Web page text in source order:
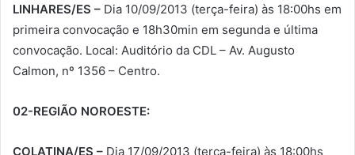
LINHARES/ES – Dia 10/09/2013 (terça-feira) às 18:00hs em
primeira convocação e 18h30min em segunda e última
convocação. Local: Auditório da CDL – Av. Augusto
Calmon, nº 1356 – Centro.
02-REGIÃO NOROESTE:
COLATINA/ES – Dia 17/09/2013 (terça-feira) às 18:00hs